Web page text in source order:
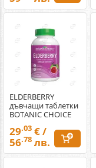
ELDERBERRY
дъвчащи таблетки
BOTANIC CHOICE
29.03 € /
56.78 лв.